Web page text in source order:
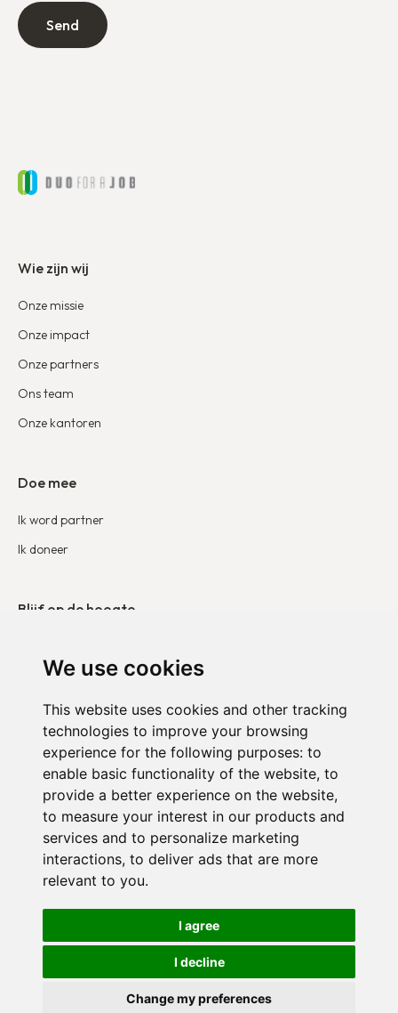
We use cookies
This website uses cookies and other tracking
technologies to improve your browsing
experience for the following purposes: to
enable basic functionality of the website, to
provide a better experience on the website,
to measure your interest in our products and
services and to personalize marketing
interactions, to deliver ads that are more
relevant to you.
I agree
I decline
Change my preferences
Wie zijn wij
Onze missie
Onze impact
Onze partners
Ons team
Onze kantoren
Doe mee
Ik word partner
Ik doneer
Blijf op de hoogte
Neem contact op
Duo Belgisch
Duo Frankrijk
Duo Nederland
© 2024 Duo voor een baan. Alle rechten voorbehouden.
Vertrouwelijkheidsbeleid
Cookie-instellingen